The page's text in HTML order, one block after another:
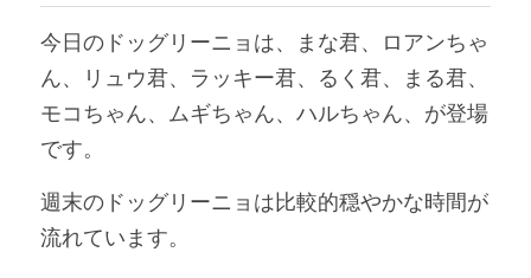
今日のドッグリーニョは、まな君、ロアンちゃ
ん、リュウ君、ラッキー君、るく君、まる君、
モコちゃん、ムギちゃん、ハルちゃん、が登場
です。
週末のドッグリーニョは比較的穏やかな時間が
流れています。